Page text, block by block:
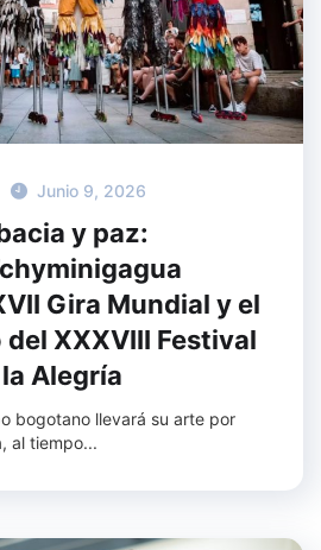
Junio 9, 2026
y paz:
Gira Mundial y el
XXXVIII Festival
Alegría
bogotano llevará su arte por
al tiempo...